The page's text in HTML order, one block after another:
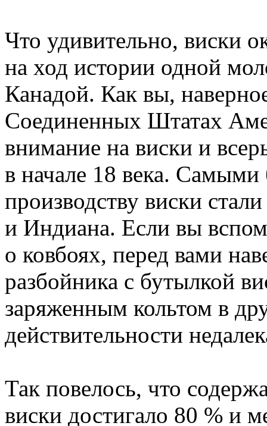
Что удивительно, виски
на ход истории одной
Канадой. Как вы,
Соединенных Штатах
внимание на виски и
в начале 18 века.
производству виски
и Индиана. Если вы
о ковбоях, перед вами
разбойника с бутылкой
заряженным кольтом в
действительности
Так повелось, что
виски достигало 80 % и